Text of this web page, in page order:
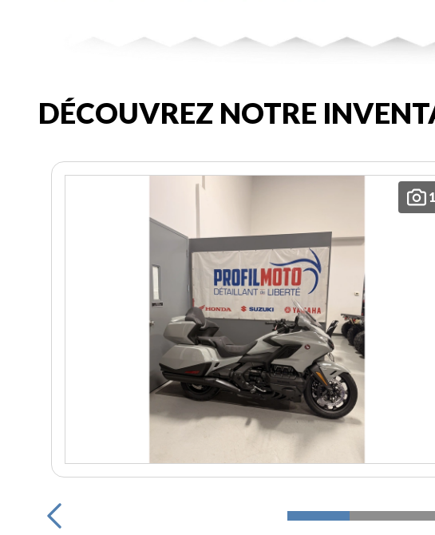
DÉCOUVREZ NOTRE